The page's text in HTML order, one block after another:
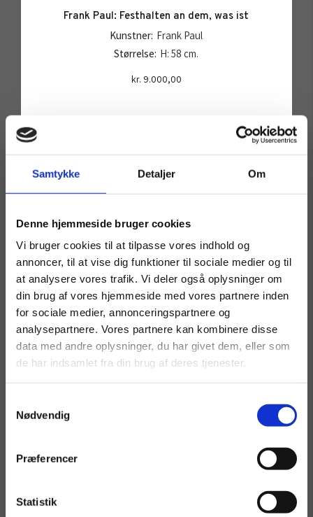
Samtykke Detaljer Om
Denne hjemmeside bruger cookies
Vi bruger cookies til at tilpasse vores indhold og
annoncer, til at vise dig funktioner til sociale medier og til
at analysere vores trafik. Vi deler også oplysninger om
din brug af vores hjemmeside med vores partnere inden
for sociale medier, annonceringspartnere og
analysepartnere. Vores partnere kan kombinere disse
data med andre oplysninger, du har givet dem, eller som
de har indsamlet fra din brug af deres tjenester.
Nødvendig
Præferencer
Statistik
Frank Paul: Festhalten an dem, was ist
Kunstner: Frank Paul
Størrelse: H: 58 cm.
kr. 9.000,00
Tilføj til kurv
Maleri af Helena Hülsen: My Favourite Books
SOLGT